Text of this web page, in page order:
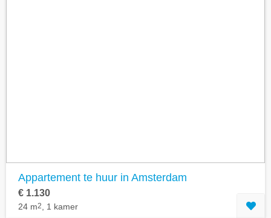
Appartement te huur in Amsterdam
€ 1.130
24 m2 , 1 kamer